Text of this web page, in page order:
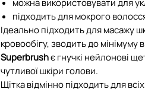
можна використовувати для
підходить для мокрого
Ідеально підходить для масажу
кровообігу, зводить до мінімуму
Superbrushє гнучкі нейлонові
чутливої шкіри голови.
Щітка відмінно підходить для